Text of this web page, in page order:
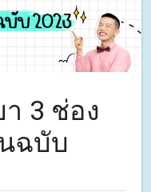
3 ช่อง
ฉบับ